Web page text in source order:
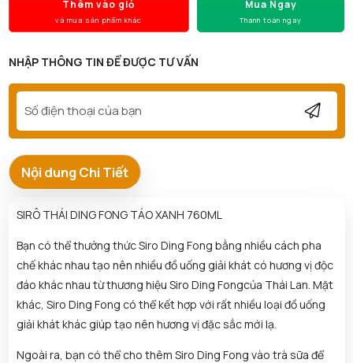
Thêm vào giỏ
và mua sản phẩm khác
Mua Ngay
Thanh toán ngay
NHẬP THÔNG TIN ĐỂ ĐƯỢC TƯ VẤN
Nội dung Chi Tiết
SIRÔ THÁI DING FONG TÁO XANH 760ML
Bạn có thể thưởng thức Siro Ding Fong bằng nhiều cách pha
chế khác nhau tạo nên nhiều đồ uống giải khát có hương vị độc
đáo khác nhau từ thương hiệu Siro Ding Fongcủa Thái Lan. Mặt
khác, Siro Ding Fong có thể kết hợp với rất nhiều loại đồ uống
giải khát khác giúp tạo nên hương vị đặc sắc mới lạ.
Ngoài ra, bạn có thể cho thêm Siro Ding Fong vào trà sữa để